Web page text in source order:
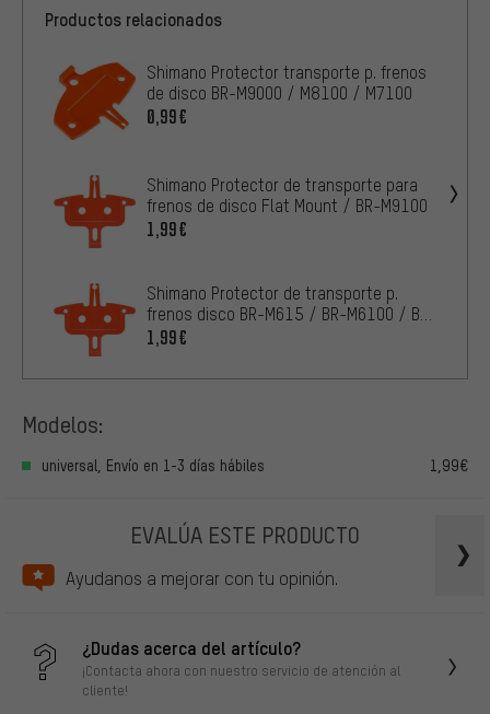
Productos relacionados
Shimano Protector transporte p. frenos
de disco BR-M9000 / M8100 / M7100
0,99€
Shimano Protector de transporte para
frenos de disco Flat Mount / BR-M9100
1,99€
Shimano Protector de transporte p.
frenos disco BR-M615 / BR-M6100 / BR-
S7000
1,99€
Modelos:
universal, Envío en 1-3 días hábiles 1,99€
EVALÚA ESTE PRODUCTO
Ayudanos a mejorar con tu opinión.
¿Dudas acerca del artículo?
¡Contacta ahora con nuestro servicio de atención al
cliente!